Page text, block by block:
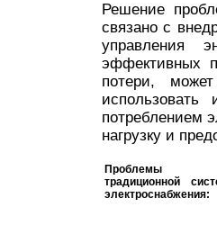
Решение
связано с
управления
эффективных
потери,
использовать
потреблением
нагрузку и
Проблемы
традиционной
электроснабжения: